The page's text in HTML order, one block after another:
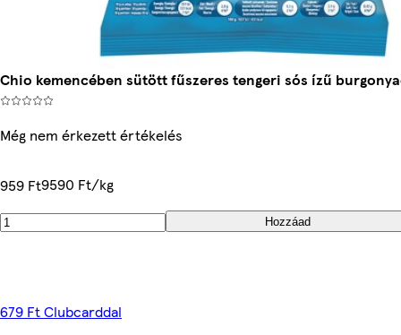
Chio kemencében sütött fűszeres tengeri sós ízű
Még nem érkezett értékelés
959 Ft9590 Ft/kg
Hozzáad
679 Ft Clubcarddal